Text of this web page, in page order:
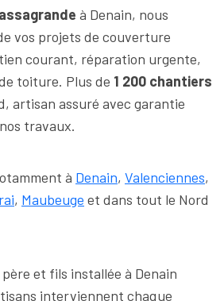
à Denain, nous
vos projets de couverture
courant, réparation urgente,
toiture. Plus de 1 200 chantiers
artisan assuré avec garantie
travaux.
à Denain, Valenciennes,
, Maubeuge et dans tout le Nord
et fils installée à Denain
interviennent chaque